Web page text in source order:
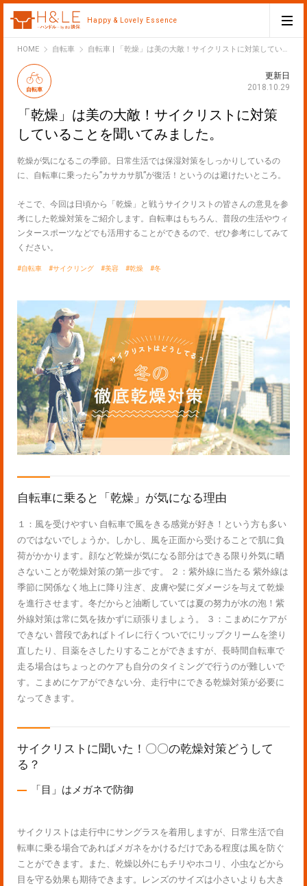
Happy & Lovely Essence
HOMEH&LE自転車 自転車 | 「乾燥」は美の大敵！サイクリストに対策していることを聞いてみました。
自転車
更新日
2018.10.29
「乾燥」は美の大敵！サイクリストに対策
していることを聞いてみました。
乾燥が気になるこの季節。日常生活では保湿対策をしっかりしているの
に、自転車に乗ったら”カサカサ肌”が復活！というのは避けたいところ。
そこで、今回は日頃から「乾燥」と戦うサイクリストの皆さんの意見を参
考にした乾燥対策をご紹介します。自転車はもちろん、普段の生活やウィ
ンタースポーツなどでも活用することができるので、ぜひ参考にしてみて
ください。
自転車 サイクリング 美容 乾燥 冬
自転車に乗ると「乾燥」が気になる理由
１：風を受けやすい 自転車で風をきる感覚が好き！という方も多い
のではないでしょうか。しかし、風を正面から受けることで肌に負
荷がかかります。顔など乾燥が気になる部分はできる限り外気に晒
さないことが乾燥対策の第一歩です。 ２：紫外線に当たる 紫外線は
季節に関係なく地上に降り注ぎ、皮膚や髪にダメージを与えて乾燥
を進行させます。冬だからと油断していては夏の努力が水の泡！紫
外線対策は常に気を抜かずに頑張りましょう。 ３：こまめにケアが
できない 普段であればトイレに行くついでにリップクリームを塗り
直したり、目薬をさしたりすることができますが、長時間自転車で
走る場合はちょっとのケアも自分のタイミングで行うのが難しいで
す。こまめにケアができない分、走行中にできる乾燥対策が必要に
なってきます。
サイクリストに聞いた！〇〇の乾燥対策どうして
る？
「目」はメガネで防御
サイクリストは走行中にサングラスを着用しますが、日常生活で自
転車に乗る場合であればメガネをかけるだけである程度は風を防ぐ
ことができます。また、乾燥以外にもチリやホコリ、小虫などから
目を守る効果も期待できます。レンズのサイズは小さいよりも大き